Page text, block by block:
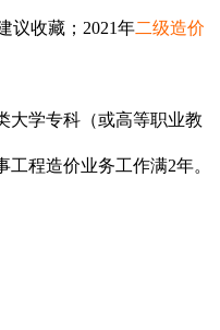
议收藏；2021年二级造价
大学专科（或高等职业教
程造价业务工作满2年。